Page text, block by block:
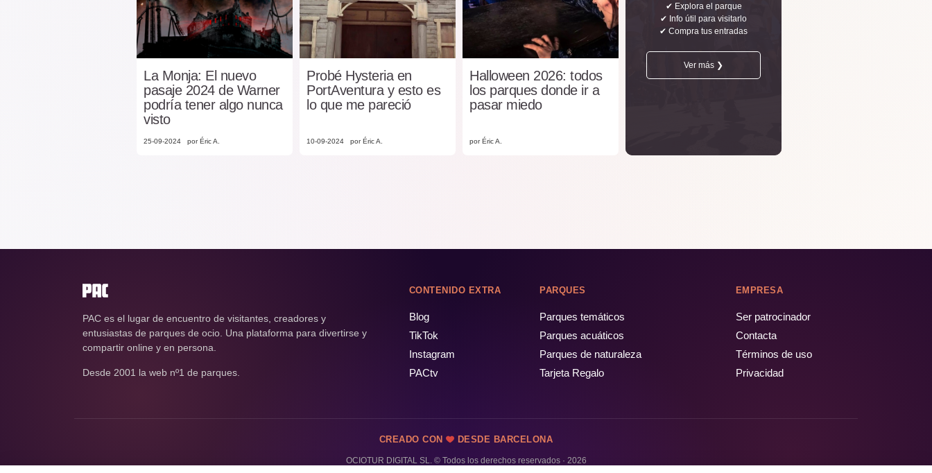
La Monja: El nuevo
pasaje 2024 de Warner
podría tener algo nunca
visto
25-09-2024 por Éric A.
Probé Hysteria en
PortAventura y esto es
lo que me pareció
10-09-2024 por Éric A.
Halloween 2026: todos
los parques donde ir a
pasar miedo
por Éric A.
✔ Explora el parque
✔ Info útil para visitarlo
✔ Compra tus entradas
Ver más ❯
PAC es el lugar de encuentro de visitantes, creadores y
entusiastas de parques de ocio. Una plataforma para divertirse y
compartir online y en persona.
Desde 2001 la web nº1 de parques.
CONTENIDO EXTRA
Blog
TikTok
Instagram
PACtv
PARQUES
Parques temáticos
Parques acuáticos
Parques de naturaleza
Tarjeta Regalo
EMPRESA
Ser patrocinador
Contacta
Términos de uso
Privacidad
CREADO CON DESDE BARCELONA
OCIOTUR DIGITAL SL. © Todos los derechos reservados · 2026